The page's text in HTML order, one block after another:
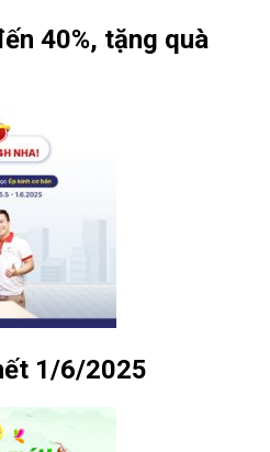
40%, tặng quà
1/6/2025